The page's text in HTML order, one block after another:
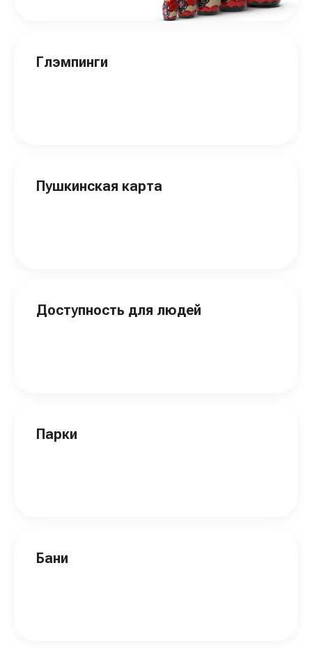
Глэмпинги
Пушкинская карта
Доступность для людей
Парки
Бани